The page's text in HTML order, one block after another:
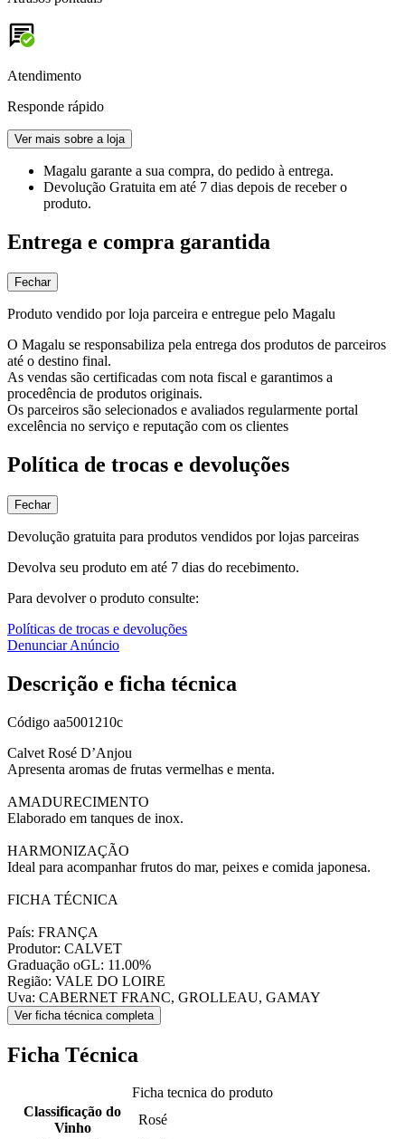
Atendimento
Responde rápido
Ver mais sobre a loja
Magalu garante a sua compra, do pedido à entrega.
Devolução Gratuita em até 7 dias depois de receber o
produto.
Entrega e compra garantida
Fechar
Produto vendido por loja parceira e entregue pelo Magalu
O Magalu se responsabiliza pela entrega dos produtos de parceiros
até o destino final.
As vendas são certificadas com nota fiscal e garantimos a
procedência de produtos originais.
Os parceiros são selecionados e avaliados regularmente portal
excelência no serviço e reputação com os clientes
Política de trocas e devoluções
Fechar
Devolução gratuita para produtos vendidos por lojas parceiras
Devolva seu produto em até 7 dias do recebimento.
Para devolver o produto consulte:
Políticas de trocas e devoluções
Denunciar Anúncio
Descrição e ficha técnica
Código aa5001210c
Calvet Rosé D’Anjou
Apresenta aromas de frutas vermelhas e menta.
AMADURECIMENTO
Elaborado em tanques de inox.
HARMONIZAÇÃO
Ideal para acompanhar frutos do mar, peixes e comida japonesa.
FICHA TÉCNICA
País: FRANÇA
Produtor: CALVET
Graduação oGL: 11.00%
Região: VALE DO LOIRE
Uva: CABERNET FRANC, GROLLEAU, GAMAY
Ver ficha técnica completa
Ficha Técnica
Ficha tecnica do produto
Classificação do
Vinho
Rosé